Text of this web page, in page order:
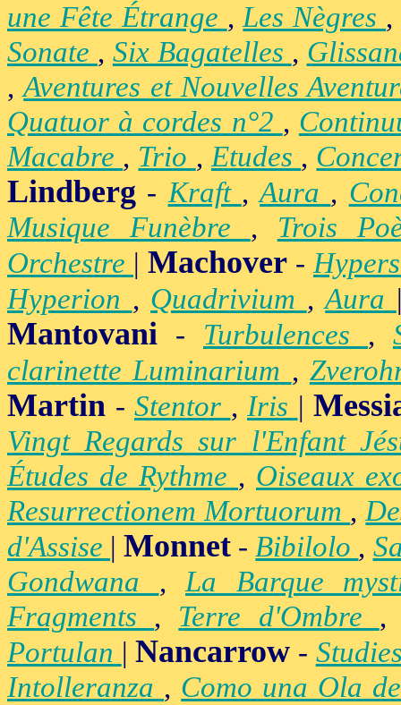
une Fête Étrange ,Les Nègres ,
Sonate , Six Bagatelles ,
,Aventures et Nouvelles
Quatuor à cordes n°2 ,
Macabre , Trio ,Etudes ,
Lindberg -Kraft ,Aura ,
Musique Funèbre , Trois
Orchestre | Machover -
Hyperion , Quadrivium ,Aura
Mantovani - Turbulences ,
clarinette Luminarium ,
Martin - Stentor , Iris |
Vingt Regards sur l'Enfant
Études de Rythme , Oiseaux
Resurrectionem Mortuorum ,
d'Assise |Monnet -Bibilolo ,
Gondwana ,La Barque
Fragments , Terre d'Ombre
Portulan |Nancarrow -
Intolleranza , Como una Ola